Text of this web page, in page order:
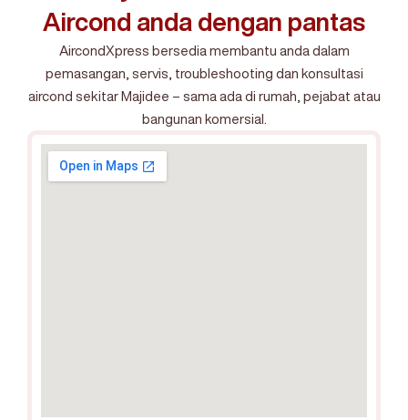
Aircond anda dengan pantas
AircondXpress bersedia membantu anda dalam
pemasangan, servis, troubleshooting dan konsultasi
aircond sekitar Majidee – sama ada di rumah, pejabat atau
bangunan komersial.